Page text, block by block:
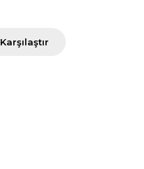
Karşılaştır